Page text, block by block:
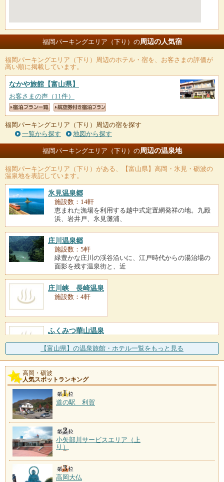
福岡パーキングエリア（下り）の周辺の人気宿
福岡パーキングエリア（下り） 周辺のホテル・宿を、お客さまの評価が
高い順に掲載しています。
なかや旅館 【富山県】
お客さまの声（11件）
福岡パーキングエリア（下り）周辺の宿を探す
一覧から探す
地図から探す
福岡パーキングエリア（下り）の周辺の温泉地
福岡パーキングエリア（下り） がある、【富山県】高岡・氷見・砺波の
温泉地を表記しています。
氷見温泉郷
施設数：14軒
恵まれた漁場を利用する越中式定置網発祥の地。九殿
浜、岩井戸、氷見灘浦、
庄川温泉郷
施設数：5軒
緑豊かな庄川の渓谷沿いに、江戸時代からの湯治場の
面影を残す温泉街と、近
庄川峡 長崎温泉
施設数：4軒
ふくみつ華山温泉
立山連峰を望む田園の高台に建つ一軒宿が湯元。のど
かな村の風景を見渡す展
川合田温泉
施設数：1軒
【富山県】の温泉旅館・ホテル一覧をもっと見る
高岡・砺波
人気スポットランキング
道の駅 利賀
小矢部川サービスエリア（上
り）
高岡大仏